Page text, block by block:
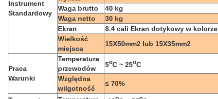
Instrument
Standardowy
Waga brutto
40 kg
Waga netto
30 kg
Ekran
8.4 cali Ekran dotykowy w kolorze
Wielkość
miejsca
15X50mm2 lub 15X35mm2
Praca
Warunki
Temperatura
przewodów
5oC ~ 25oC
Względna
wilgotność
≤ 70%